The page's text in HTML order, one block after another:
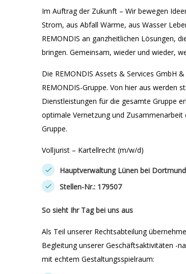
Im Auftrag der Zukunft – Wir bewegen
Strom, aus Abfall Wärme, aus Wasser
REMONDIS an ganzheitlichen Lösungen,
bringen. Gemeinsam, wieder und wieder,
Die REMONDIS Assets & Services GmbH
REMONDIS-Gruppe. Von hier aus werden
Dienstleistungen für die gesamte Gruppe
optimale Vernetzung und
Gruppe.
Volljurist – Kartellrecht (m/w/d)
Hauptverwaltung Lünen bei
Stellen-Nr.: 179507
So sieht Ihr Tag bei uns aus
Als Teil unserer Rechtsabteilung
Begleitung unserer Geschäftsaktivitäten -
mit echtem Gestaltungsspielraum: